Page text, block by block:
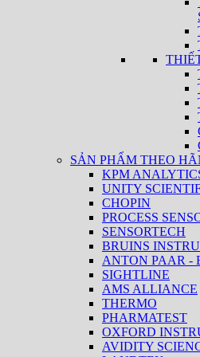
SẢN PHẨM THEO
KPM
UNITY
CHOPIN
PROCESS
SENSORTECH
BRUINS
ANTON PAAR -
SIGHTLINE
AMS ALLIANCE
THERMO
PHARMATEST
OXFORD
AVIDITY